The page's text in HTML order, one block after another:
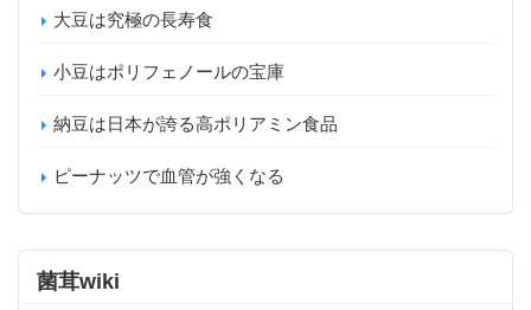
大豆は究極の長寿食
小豆はポリフェノールの宝庫
納豆は日本が誇る高ポリアミン食品
ピーナッツで血管が強くなる
菌茸wiki